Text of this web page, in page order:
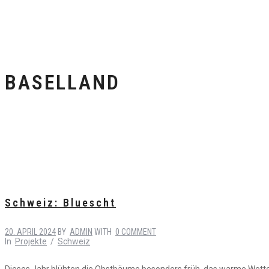
BASELLAND
Schweiz: Bluescht
20. APRIL 2024 BY ADMIN WITH 0 COMMENT
In Projekte / Schweiz